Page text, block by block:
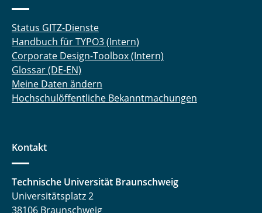
Status GITZ-Dienste
Handbuch für TYPO3 (Intern)
Corporate Design-Toolbox (Intern)
Glossar (DE-EN)
Meine Daten ändern
Hochschulöffentliche Bekanntmachungen
Kontakt
Technische Universität Braunschweig
Universitätsplatz 2
38106 Braunschweig